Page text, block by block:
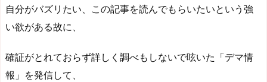
自分がバズリたい、この記事を読んでもらいたいという強
い欲がある故に、
確証がとれておらず詳しく調べもしないで呟いた「デマ情
報」を発信して、